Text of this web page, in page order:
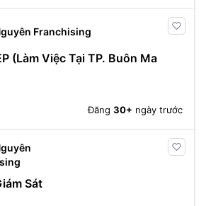
Franchising
(Làm Việc Tại TP. Buôn Ma
Đăng 30+ ngày trước
Sát